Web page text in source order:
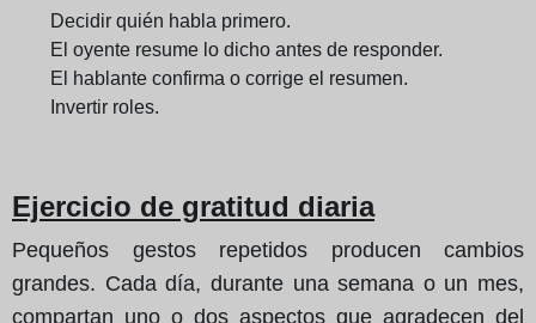
Decidir quién habla primero.
El oyente resume lo dicho antes de responder.
El hablante confirma o corrige el resumen.
Invertir roles.
Ejercicio de gratitud diaria
Pequeños gestos repetidos producen cambios
grandes. Cada día, durante una semana o un mes,
compartan uno o dos aspectos que agradecen del